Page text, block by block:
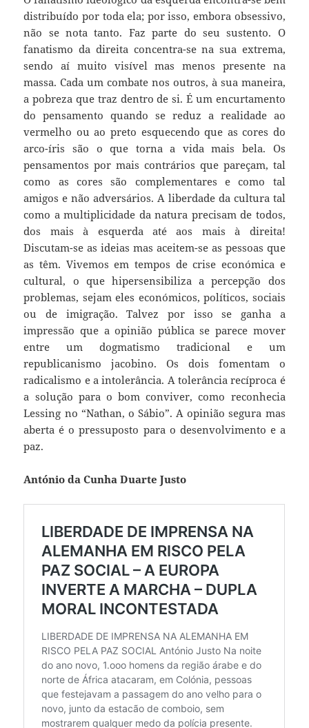
distribuído por toda ela; por isso, embora obsessivo,
não se nota tanto. Faz parte do seu sustento. O
fanatismo da direita concentra-se na sua extrema,
sendo aí muito visível mas menos presente na
massa. Cada um combate nos outros, à sua maneira,
a pobreza que traz dentro de si. É um encurtamento
do pensamento quando se reduz a realidade ao
vermelho ou ao preto esquecendo que as cores do
arco-íris são o que torna a vida mais bela. Os
pensamentos por mais contrários que pareçam, tal
como as cores são complementares e como tal
amigos e não adversários. A liberdade da cultura tal
como a multiplicidade da natura precisam de todos,
dos mais à esquerda até aos mais à direita!
Discutam-se as ideias mas aceitem-se as pessoas que
as têm. Vivemos em tempos de crise económica e
cultural, o que hipersensibiliza a percepção dos
problemas, sejam eles económicos, políticos, sociais
ou de imigração. Talvez por isso se ganha a
impressão que a opinião pública se parece mover
entre um dogmatismo tradicional e um
republicanismo jacobino. Os dois fomentam o
radicalismo e a intolerância. A tolerância recíproca é
a solução para o bom conviver, como reconhecia
Lessing no “Nathan, o Sábio”. A opinião segura mas
aberta é o pressuposto para o desenvolvimento e a
paz.
António da Cunha Duarte Justo